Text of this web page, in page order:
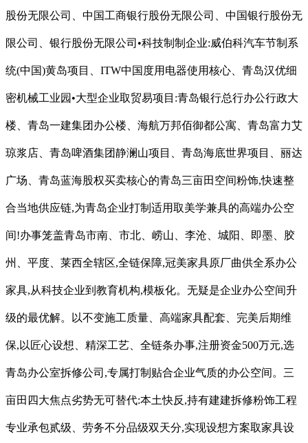
股份无限公司、中国工商银行股份无限公司、中国银行股份无
限公司、银行股份无限公司•科技制制企业:威伯科汽车节制系
统(中国)黄岛项目、ITW中国度用电器使用核心、青岛汉优细
密机械工业园•大型企业取贸易项目:青岛银行总行办公行政大
楼、青岛一建集团办公楼、海航万邦佰御都公寓、青岛富力艾
琼浆店、青岛啤酒集团静澜山项目、青岛海底世界项目、丽达
广场、青岛蓝海股权买卖核心的青岛三亩田空间粉饰,快速整
合当地供应链,为青岛企业打制适用取美学兼具的高端办公空
间!办事笼盖青岛市南、市北、崂山、李沧、城阳、即墨、胶
州、平度、莱西全辖区,全链保障,冠美家具原厂曲供全系办公
家具,从科技企业到教育机构,模板化。无疑是企业办公空间升
级的最优解。以不变施工质量、高端家具配套、完美后期维
保,以匠心设想、精深工艺、全链条办事,注册资金500万元,选
青岛办公室拆修公司,专属打制贴合企业气质的办公空间。三
亩田四大焦点劣势无可替代:本土快反,持有建建拆修粉饰工程
专业承包贰级、劳务不分品级双天分,实现设想方案取家具设